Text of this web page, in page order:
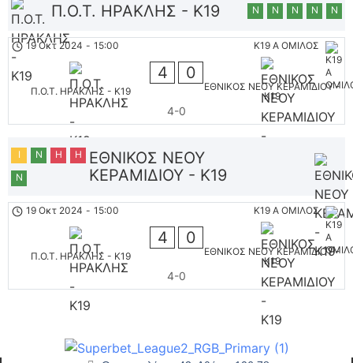
Π.Ο.Τ. ΗΡΑΚΛΗΣ - K19 Ν Ν Ν Ν Ν
K19 Α ΟΜΙΛΟΣ
19 Οκτ 2024 - 15:00
Π.Ο.Τ. ΗΡΑΚΛΗΣ - K19
4 0
ΕΘΝΙΚΟΣ ΝΕΟΥ ΚΕΡΑΜΙΔΙΟΥ -
K19
4-0
ΕΘΝΙΚΟΣ ΝΕΟΥ
ΚΕΡΑΜΙΔΙΟΥ - K19
Ι Ν Η
Η
Ν
K19 Α ΟΜΙΛΟΣ
19 Οκτ 2024 - 15:00
Π.Ο.Τ. ΗΡΑΚΛΗΣ - K19
4 0
ΕΘΝΙΚΟΣ ΝΕΟΥ ΚΕΡΑΜΙΔΙΟΥ -
K19
4-0